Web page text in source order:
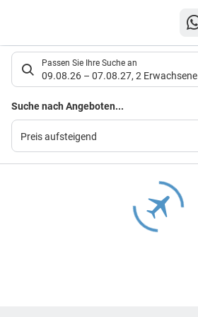
Suchlistenseite
Passen Sie Ihre Suche an
09.08.26 – 07.08.27, 2 Erwachsene
Suche nach Angeboten...
Preis aufsteigend